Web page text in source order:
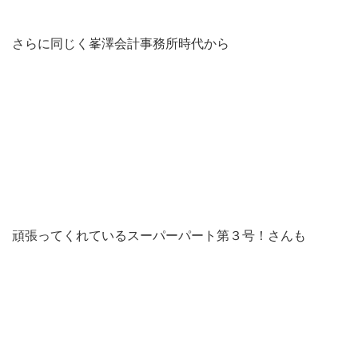
さらに同じく峯澤会計事務所時代から
頑張ってくれているスーパーパート第３号！さんも